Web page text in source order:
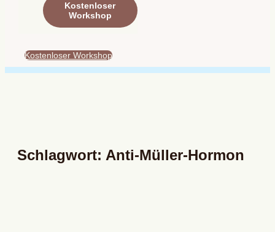
Kostenloser
Workshop
Kostenloser Workshop
Schlagwort: Anti-Müller-Hormon